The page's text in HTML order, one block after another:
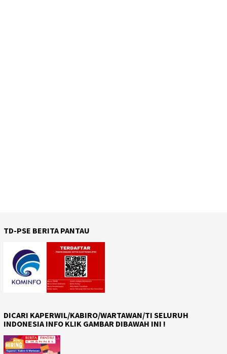
TD-PSE BERITA PANTAU
DICARI KAPERWIL/KABIRO/WARTAWAN/TI SELURUH
INDONESIA INFO KLIK GAMBAR DIBAWAH INI !